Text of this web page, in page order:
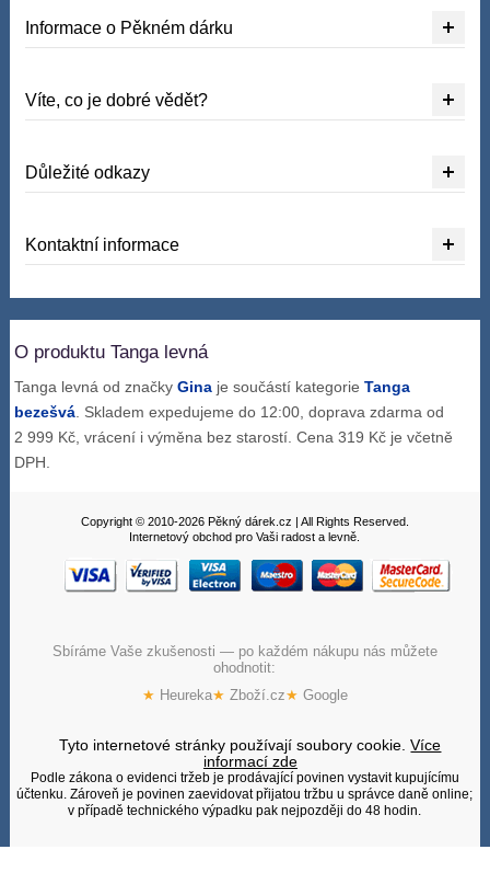
Informace o Pěkném dárku
Víte, co je dobré vědět?
Důležité odkazy
Kontaktní informace
O produktu Tanga levná
Tanga levná od značkyGina je součástí kategorieTanga
bezešvá . Skladem expedujeme do 12:00, doprava zdarma od
2 999 Kč, vrácení i výměna bez starostí. Cena 319 Kč je včetně
DPH.
Copyright © 2010-2026 Pěkný dárek.cz | All Rights Reserved.
Internetový obchod pro Vaši radost a levně.
Sbíráme Vaše zkušenosti — po každém nákupu nás můžete
ohodnotit:
★ Heureka★ Zboží.cz★ Google
Tyto internetové stránky používají soubory cookie.Více
informací zde
Podle zákona o evidenci tržeb je prodávající povinen vystavit kupujícímu
účtenku. Zároveň je povinen zaevidovat přijatou tržbu u správce daně online;
v případě technického výpadku pak nejpozději do 48 hodin.